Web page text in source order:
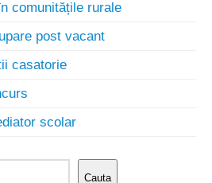
comunitățile rurale
post vacant
casatorie
scolar
Cauta